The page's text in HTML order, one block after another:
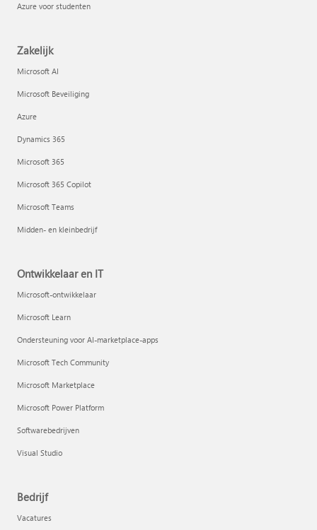
Azure voor studenten
Zakelijk
Microsoft AI
Microsoft Beveiliging
Azure
Dynamics 365
Microsoft 365
Microsoft 365 Copilot
Microsoft Teams
Midden- en kleinbedrijf
Ontwikkelaar en IT
Microsoft-ontwikkelaar
Microsoft Learn
Ondersteuning voor AI-marketplace-apps
Microsoft Tech Community
Microsoft Marketplace
Microsoft Power Platform
Softwarebedrijven
Visual Studio
Bedrijf
Vacatures